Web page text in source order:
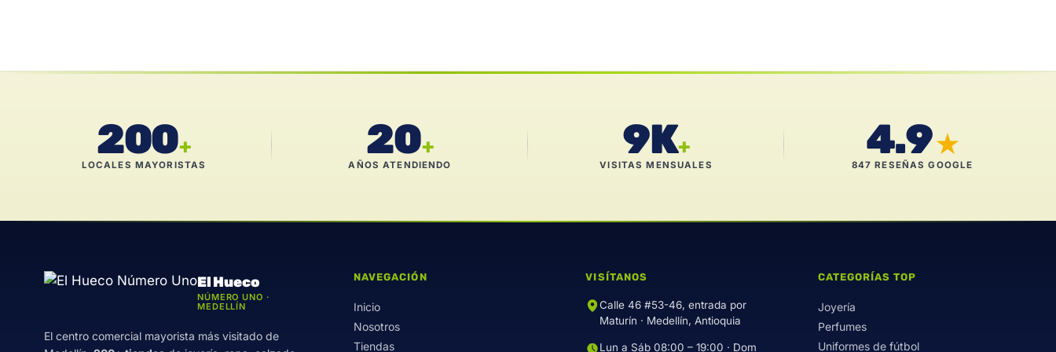
200+
LOCALES MAYORISTAS
20+
AÑOS ATENDIENDO
9K+
VISITAS MENSUALES
4.9★
847 RESEÑAS GOOGLE
El Hueco
NÚMERO UNO ·
MEDELLÍN
El centro comercial mayorista más visitado de
NAVEGACIÓN
Inicio
Nosotros
Tiendas
VISÍTANOS
Calle 46 #53-46, entrada por
Maturín · Medellín, Antioquia
Lun a Sáb 08:00 – 19:00 · Dom
CATEGORÍAS TOP
Joyería
Perfumes
Uniformes de fútbol